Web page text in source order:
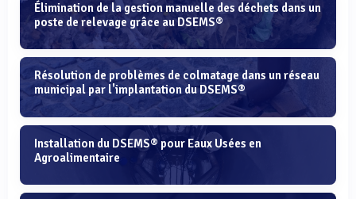
Élimination de la gestion manuelle des déchets dans un
poste de relevage grâce au DSEMS®
Résolution de problèmes de colmatage dans un réseau
municipal par l'implantation du DSEMS®
Installation du DSEMS® pour Eaux Usées en
Agroalimentaire